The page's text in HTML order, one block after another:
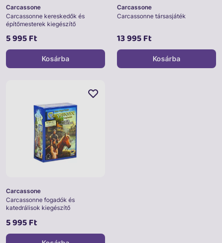
Carcassone
Carcassonne kereskedők és
építőmesterek kiegészítő
5 995 Ft
Kosárba
Carcassone
Carcassonne társasjáték
13 995 Ft
Kosárba
Carcassone
Carcassonne fogadók és
katedrálisok kiegészítő
5 995 Ft